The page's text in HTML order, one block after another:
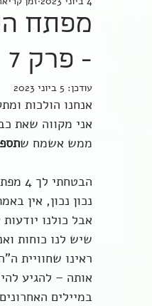
משפחה חדשה יוגה
מפתח
- פרק 7
עודכן: 5 ביוני 2023
אנחנו הולכות
אני מקווה שאת
ממש אשמח ש
הבטחתי לך 4 מפתחות לחוויית ערך עצמי גבוה.
נכון נכון, אין
אבל כולנו
שיש לנו כוחות
ראינו שחוויית
אותה – להגיע
במיילים